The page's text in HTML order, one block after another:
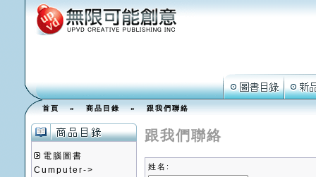
首頁»商品目錄»跟我們聯絡
電腦圖書
Cumputer->
跟我們聯絡
姓名: